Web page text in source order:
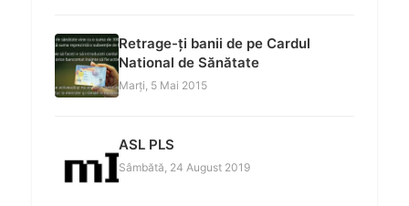
Retrage-ți banii de pe Cardul
National de Sănătate
Marți, 5 Mai 2015
ASL PLS
Sâmbătă, 24 August 2019